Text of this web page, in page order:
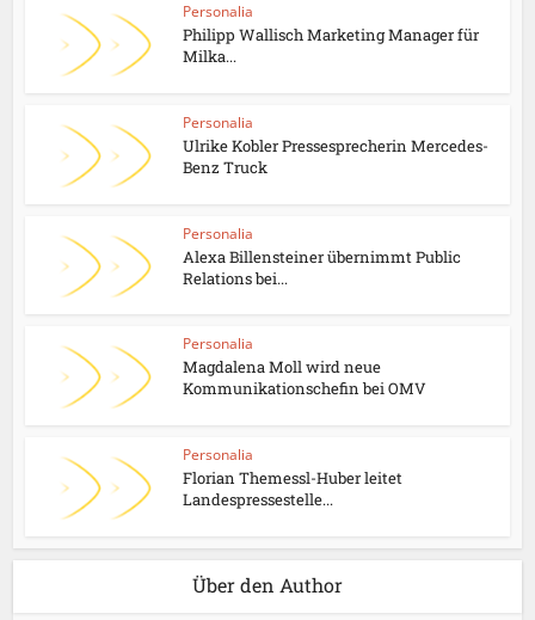
Personalia
Philipp Wallisch Marketing Manager für
Milka...
Personalia
Ulrike Kobler Pressesprecherin Mercedes-
Benz Truck
Personalia
Alexa Billensteiner übernimmt Public
Relations bei...
Personalia
Magdalena Moll wird neue
Kommunikationschefin bei OMV
Personalia
Florian Themessl-Huber leitet
Landespressestelle...
Über den Author